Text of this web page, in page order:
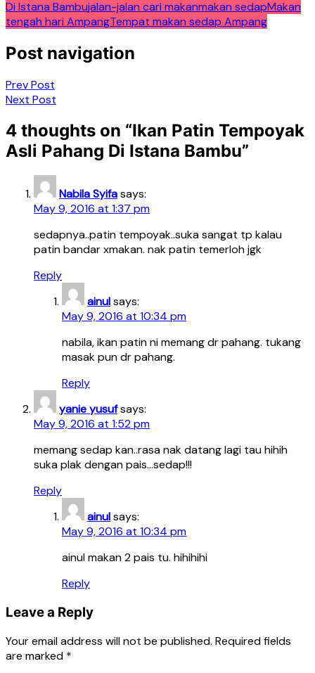
Di Istana Bambujalan-jalan cari makanmakan sedapMakan
tengah hari AmpangTempat makan sedap Ampang
Post navigation
Prev Post
Next Post
4 thoughts on “Ikan Patin Tempoyak
Asli Pahang Di Istana Bambu”
Nabila Syifasays:
May 9, 2016 at 1:37 pm
sedapnya..patin tempoyak..suka sangat tp kalau
patin bandar xmakan. nak patin temerloh jgk
Reply
ainulsays:
May 9, 2016 at 10:34 pm
nabila, ikan patin ni memang dr pahang. tukang
masak pun dr pahang.
Reply
yanie yusufsays:
May 9, 2016 at 1:52 pm
memang sedap kan..rasa nak datang lagi tau hihih
suka plak dengan pais…sedap!!!
Reply
ainulsays:
May 9, 2016 at 10:34 pm
ainul makan 2 pais tu. hihihihi
Reply
Leave a Reply
Your email address will not be published. Required fields
are marked *